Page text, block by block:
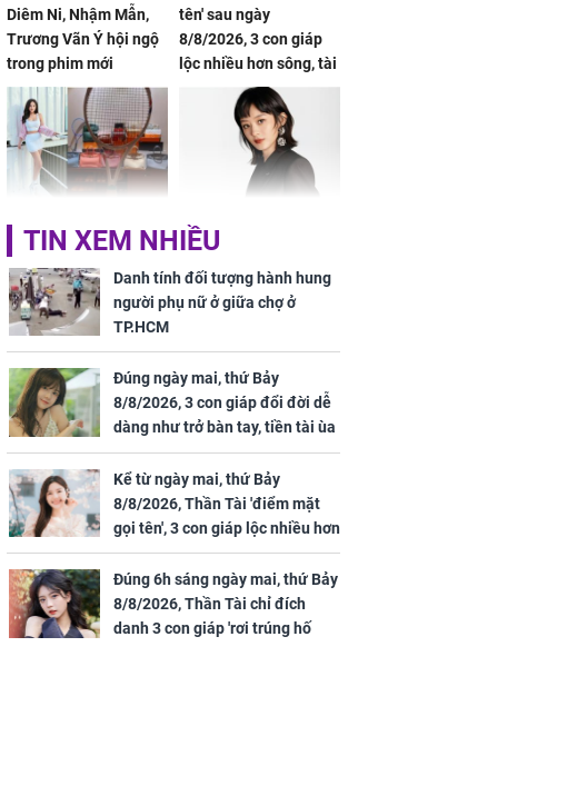
Diêm Ni, Nhậm Mẫn,
Trương Vãn Ý hội ngộ
trong phim mới
tên' sau ngày
8/8/2026, 3 con giáp
lộc nhiều hơn sông, tài
vận sáng như trăng
Rằm, chính thức hết
HH Mai Phương Thúy:
Mua đồ hiệu theo "lô",
tặng em gái biệt thự
120 tỷ trong "nốt nhạc"
Triệu Lệ Dĩnh liên tiếp
được Kim Ưng ưu ái,
đãi ngộ đặc biệt gây
chú ý
Danh tính đối tượng
nữ ở giữa chợ ở
TP.HCM
TIN XEM NHIỀU
Danh tính đối tượng hành hung
người phụ nữ ở giữa chợ ở
TP.HCM
Đúng ngày mai, thứ Bảy
8/8/2026, 3 con giáp đổi đời dễ
dàng như trở bàn tay, tiền tài ùa
tới, ngồi không lộc cũng đến,
phú quý theo tới già
Kể từ ngày mai, thứ Bảy
8/8/2026, Thần Tài 'điểm mặt
gọi tên', 3 con giáp lộc nhiều hơn
sông, tài vận sáng như trăng
Rằm, chính thức hết khổ
Đúng 6h sáng ngày mai, thứ Bảy
8/8/2026, Thần Tài chỉ đích
danh 3 con giáp 'rơi trúng hố